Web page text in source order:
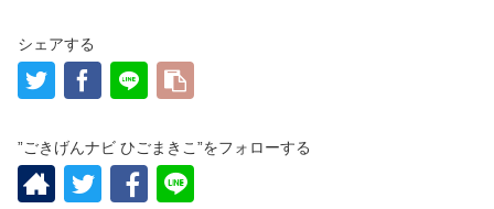
シェアする
”ごきげんナビ ひごまきこ”をフォローする